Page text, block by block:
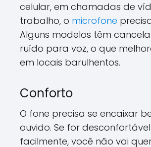
celular, em chamadas de
trabalho, o microfone
Alguns modelos têm
ruído para voz, o que
em locais barulhentos.
Conforto
O fone precisa se encaixar
ouvido. Se for
facilmente, você não vai